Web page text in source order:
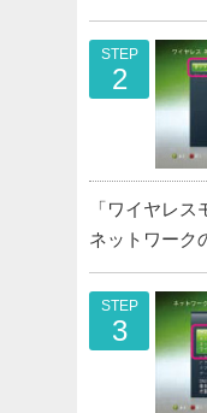
STEP
2
「ワイヤレ
ネットワーク
STEP
3